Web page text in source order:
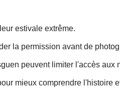
estivale extrême.
la permission avant de
peuvent limiter l'accès aux
mieux comprendre l'histoire